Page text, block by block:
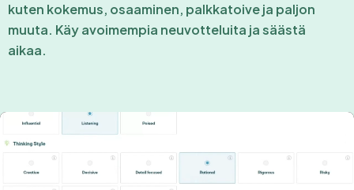
kuten kokemus, osaaminen, palkkatoive ja paljon
muuta. Käy avoimempia neuvotteluita ja säästä
aikaa.